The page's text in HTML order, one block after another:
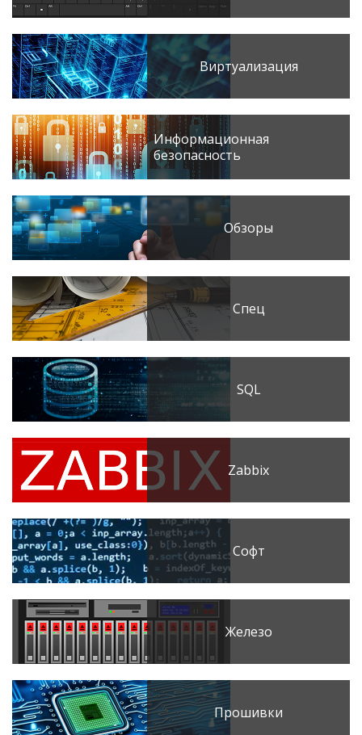
Виртуализация
Информационная
безопасность
Обзоры
Спец
SQL
Zabbix
Софт
Железо
Прошивки